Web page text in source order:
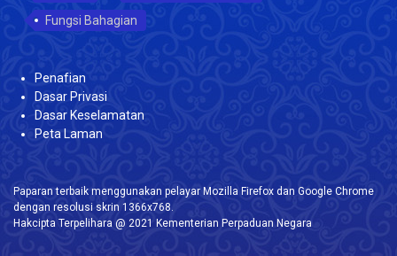
Fungsi Bahagian
Penafian
Dasar Privasi
Dasar Keselamatan
Peta Laman
Paparan terbaik menggunakan pelayar Mozilla Firefox dan Google Chrome
dengan resolusi skrin 1366x768.
Hakcipta Terpelihara @ 2021 Kementerian Perpaduan Negara